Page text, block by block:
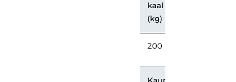
kaal
(kg)
200